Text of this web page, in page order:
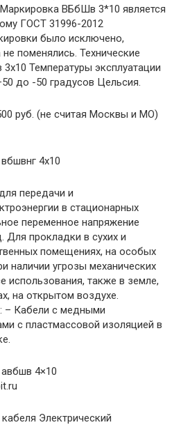
ВБбШв 3*10 является
ГОСТ 31996-2012
было исключено,
поменялись. Технические
Температуры эксплуатации
до -50 градусов Цельсия.
руб. (не считая Москвы и МО)
4х10
передачи и
в стационарных
переменное напряжение
Для прокладки в сухих и
помещениях, на особых
наличии угрозы механических
использования, также в земле,
на открытом воздухе.
– Кабели с медными
с пластмассовой изоляцией в
4×10
Электрический